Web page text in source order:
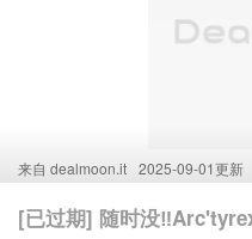
来自 dealmoon.it 2025-09-01更新
[已过期] 随时没